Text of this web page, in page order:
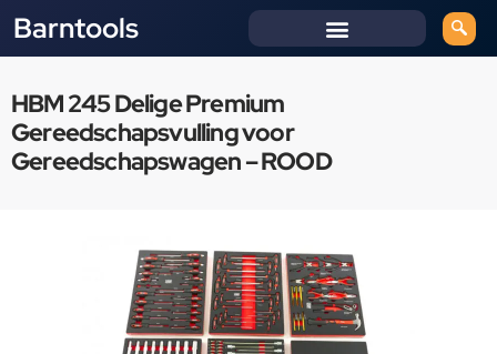
Barntools
HBM 245 Delige Premium
Gereedschapsvulling voor
Gereedschapswagen – ROOD